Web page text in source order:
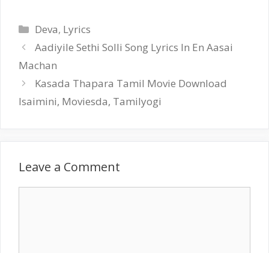
Categories
Deva, Lyrics
Aadiyile Sethi Solli Song Lyrics In En Aasai
Machan
Kasada Thapara Tamil Movie Download
Isaimini, Moviesda, Tamilyogi
Leave a Comment